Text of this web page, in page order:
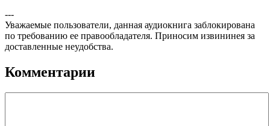
---
Уважаемые пользователи, данная аудиокнига заблокирована
по требованию ее правообладателя. Приносим извининея за
доставленные неудобства.
Комментарии